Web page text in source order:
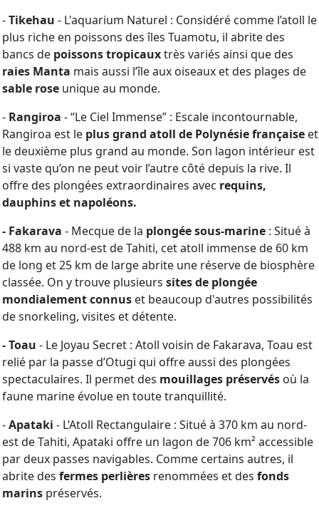
-Tikehau - L'aquarium Naturel : Considéré comme l’atoll le
plus riche en poissons des îles Tuamotu, il abrite des
bancs de poissons tropicauxtrès variés ainsi que des
raies Manta mais aussi l’île aux oiseaux et des plages de
sable rose unique au monde.
- Rangiroa - “Le Ciel Immense” : Escale incontournable,
Rangiroa est le plus grand atoll de Polynésie française et
le deuxième plus grand au monde. Son lagon intérieur est
si vaste qu’on ne peut voir l’autre côté depuis la rive. Il
offre des plongées extraordinaires avec requins,
dauphins et napoléons.
- Fakarava - Mecque de la plongée sous-marine : Situé à
488 km au nord-est de Tahiti, cet atoll immense de 60 km
de long et 25 km de large abrite une réserve de biosphère
classée. On y trouve plusieurs sites de plongée
mondialement connus et beaucoup d'autres possibilités
de snorkeling, visites et détente.
- Toau - Le Joyau Secret : Atoll voisin de Fakarava, Toau est
relié par la passe d’Otugi qui offre aussi des plongées
spectaculaires. Il permet des mouillages préservés où la
faune marine évolue en toute tranquillité.
-Apataki - L’Atoll Rectangulaire : Situé à 370 km au nord-
est de Tahiti, Apataki offre un lagon de 706 km² accessible
par deux passes navigables. Comme certains autres, il
abrite des fermes perlières renommées et des fonds
marins préservés.